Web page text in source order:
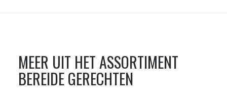
MEER UIT HET ASSORTIMENT
BEREIDE GERECHTEN